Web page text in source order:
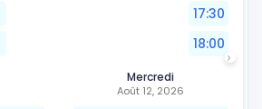
17:30
18:00
Mercredi
Août 12, 2026